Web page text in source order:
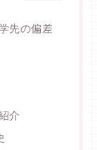
先の偏差
介